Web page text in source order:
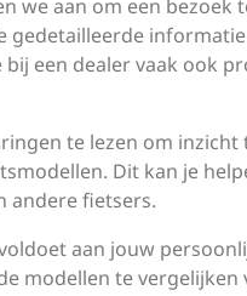
we aan om een bezoek
gedetailleerde
een dealer vaak ook
te lezen om
Dit kan je
andere fietsers.
aan jouw
modellen te